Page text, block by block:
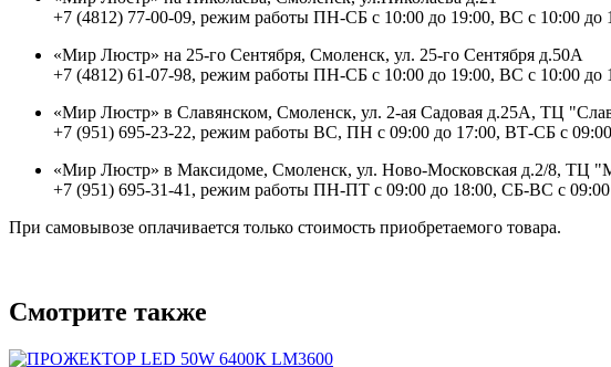
+7 (4812) 77-00-09, режим работы ПН-СБ с 10:00 до 19:00, ВС с 10:00 до
«Мир Люстр» на 25-го Сентября, Смоленск, ул. 25-го Сентября д.50А
+7 (4812) 61-07-98, режим работы ПН-СБ с 10:00 до 19:00, ВС с 10:00 до
«Мир Люстр» в Славянском, Смоленск, ул. 2-ая Садовая д.25А, ТЦ
+7 (951) 695-23-22, режим работы ВС, ПН с 09:00 до 17:00, ВТ-СБ с
«Мир Люстр» в Максидоме, Смоленск, ул. Ново-Московская д.2/8, ТЦ
+7 (951) 695-31-41, режим работы ПН-ПТ с 09:00 до 18:00, СБ-ВС с 09:00
При самовывозе оплачивается только стоимость приобретаемого товара.
Смотрите также